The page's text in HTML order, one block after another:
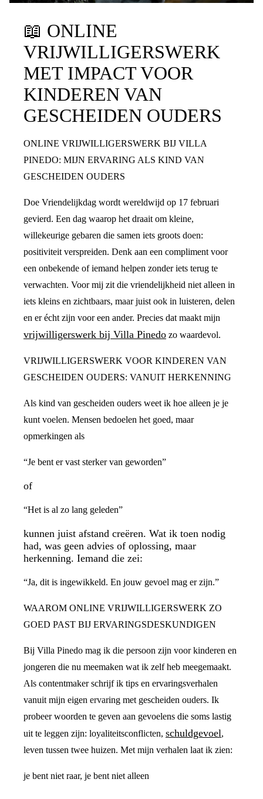
📖 ONLINE
VRIJWILLIGERSWERK
MET IMPACT VOOR
KINDEREN VAN
GESCHEIDEN OUDERS
ONLINE VRIJWILLIGERSWERK BIJ VILLA
PINEDO: MIJN ERVARING ALS KIND VAN
GESCHEIDEN OUDERS
Doe Vriendelijkdag wordt wereldwijd op 17 februari
gevierd. Een dag waarop het draait om kleine,
willekeurige gebaren die samen iets groots doen:
positiviteit verspreiden. Denk aan een compliment voor
een onbekende of iemand helpen zonder iets terug te
verwachten. Voor mij zit die vriendelijkheid niet alleen in
iets kleins en zichtbaars, maar juist ook in luisteren, delen
en er écht zijn voor een ander. Precies dat maakt mijn
vrijwilligerswerk bij Villa Pinedo zo waardevol.
VRIJWILLIGERSWERK VOOR KINDEREN VAN
GESCHEIDEN OUDERS: VANUIT HERKENNING
Als kind van gescheiden ouders weet ik hoe alleen je je
kunt voelen. Mensen bedoelen het goed, maar
opmerkingen als
“Je bent er vast sterker van geworden”
of
“Het is al zo lang geleden”
kunnen juist afstand creëren. Wat ik toen nodig
had, was geen advies of oplossing, maar
herkenning. Iemand die zei:
“Ja, dit is ingewikkeld. En jouw gevoel mag er zijn.”
WAAROM ONLINE VRIJWILLIGERSWERK ZO
GOED PAST BIJ ERVARINGSDESKUNDIGEN
Bij Villa Pinedo mag ik die persoon zijn voor kinderen en
jongeren die nu meemaken wat ik zelf heb meegemaakt.
Als contentmaker schrijf ik tips en ervaringsverhalen
vanuit mijn eigen ervaring met gescheiden ouders. Ik
probeer woorden te geven aan gevoelens die soms lastig
uit te leggen zijn: loyaliteitsconflicten, schuldgevoel,
leven tussen twee huizen. Met mijn verhalen laat ik zien:
je bent niet raar, je bent niet alleen